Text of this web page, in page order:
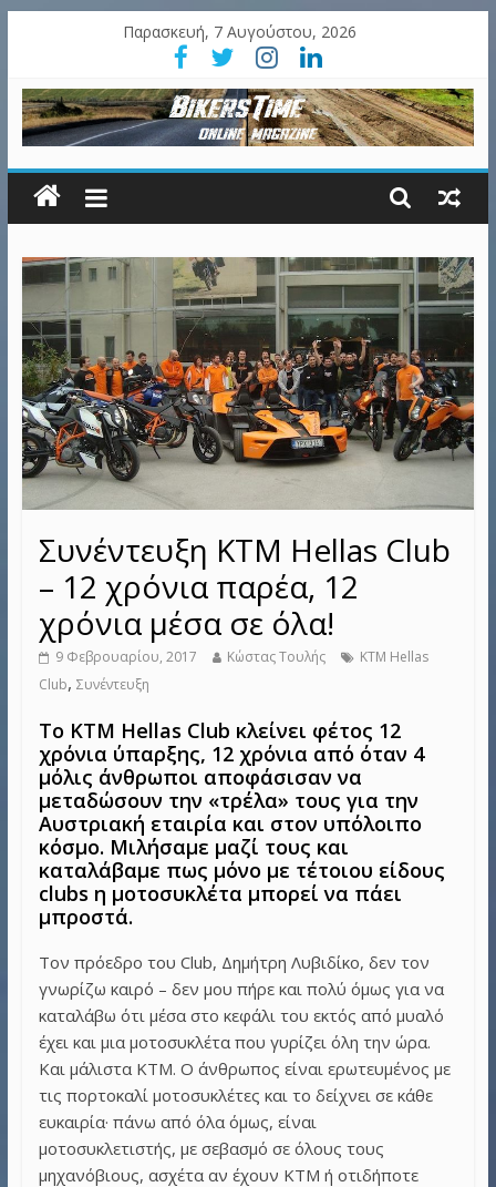
Παρασκευή, 7 Αυγούστου, 2026
Συνέντευξη KTM Hellas Club
– 12 χρόνια παρέα, 12
χρόνια μέσα σε όλα!
9 Φεβρουαρίου, 2017 Κώστας Τουλής
KTM Hellas
Club, Συνέντευξη
Το KTM Hellas Club κλείνει φέτος 12
χρόνια ύπαρξης, 12 χρόνια από όταν 4
μόλις άνθρωποι αποφάσισαν να
μεταδώσουν την «τρέλα» τους για την
Αυστριακή εταιρία και στον υπόλοιπο
κόσμο. Μιλήσαμε μαζί τους και
καταλάβαμε πως μόνο με τέτοιου είδους
clubs η μοτοσυκλέτα μπορεί να πάει
μπροστά.
Τον πρόεδρο του Club, Δημήτρη Λυβιδίκο, δεν τον
γνωρίζω καιρό – δεν μου πήρε και πολύ όμως για να
καταλάβω ότι μέσα στο κεφάλι του εκτός από μυαλό
έχει και μια μοτοσυκλέτα που γυρίζει όλη την ώρα.
Και μάλιστα KTM. Ο άνθρωπος είναι ερωτευμένος με
τις πορτοκαλί μοτοσυκλέτες και το δείχνει σε κάθε
ευκαιρία· πάνω από όλα όμως, είναι
μοτοσυκλετιστής, με σεβασμό σε όλους τους
μηχανόβιους, ασχέτα αν έχουν KTM ή οτιδήποτε